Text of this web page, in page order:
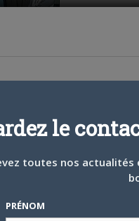
mardi
la plus grande course de
le
toutes nos
PRÉNOM